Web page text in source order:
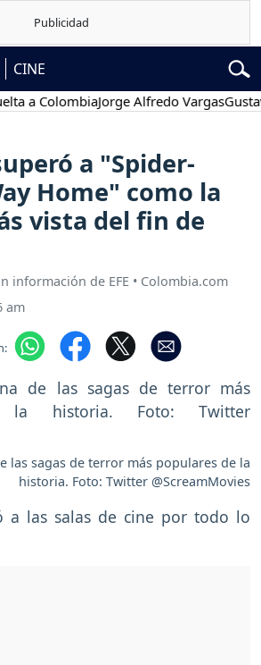
CINE
ColombiaJorge Alfredo VargasGustavo
a "Spider-
Home" como la
vista del fin de
información de EFE • Colombia.com
am
las sagas de terror más populares de la
historia. Foto: Twitter @ScreamMovies
a las salas de cine por todo lo